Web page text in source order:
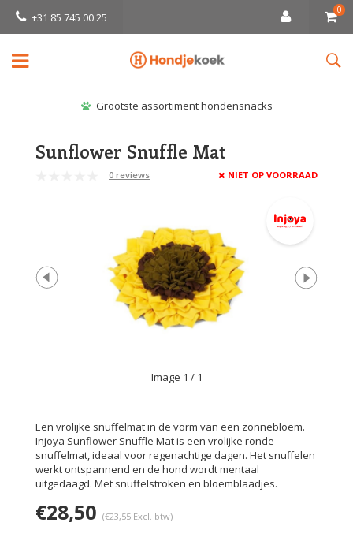
+31 85 745 00 25
0
Grootste assortiment hondensnacks
Sunflower Snuffle Mat
0 reviews NIET OP VOORRAAD
Image 1 / 1
Een vrolijke snuffelmat in de vorm van een zonnebloem.
Injoya Sunflower Snuffle Mat is een vrolijke ronde
snuffelmat, ideaal voor regenachtige dagen. Het snuffelen
werkt ontspannend en de hond wordt mentaal
uitgedaagd. Met snuffelstroken en bloemblaadjes.
€28,50 (€23,55 Excl. btw)